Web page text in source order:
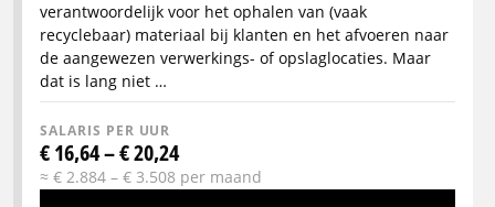
verantwoordelijk voor het ophalen van (vaak
recyclebaar) materiaal bij klanten en het afvoeren naar
de aangewezen verwerkings- of opslaglocaties. Maar
dat is lang niet …
SALARIS PER UUR
€ 16,64 – € 20,24
≈ € 2.884 – € 3.508 per maand